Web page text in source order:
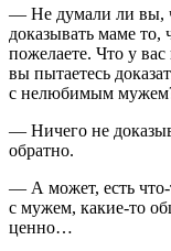
— Не думали ли вы,
доказывать маме то,
пожелаете. Что у
вы пытаетесь
с нелюбимым
— Ничего не
обратно.
— А может, есть что-
с мужем, какие-то
ценно…